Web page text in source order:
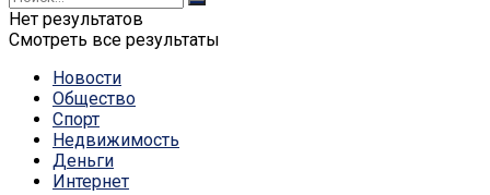
Нет результатов
Смотреть все результаты
Новости
Общество
Спорт
Недвижимость
Деньги
Интернет